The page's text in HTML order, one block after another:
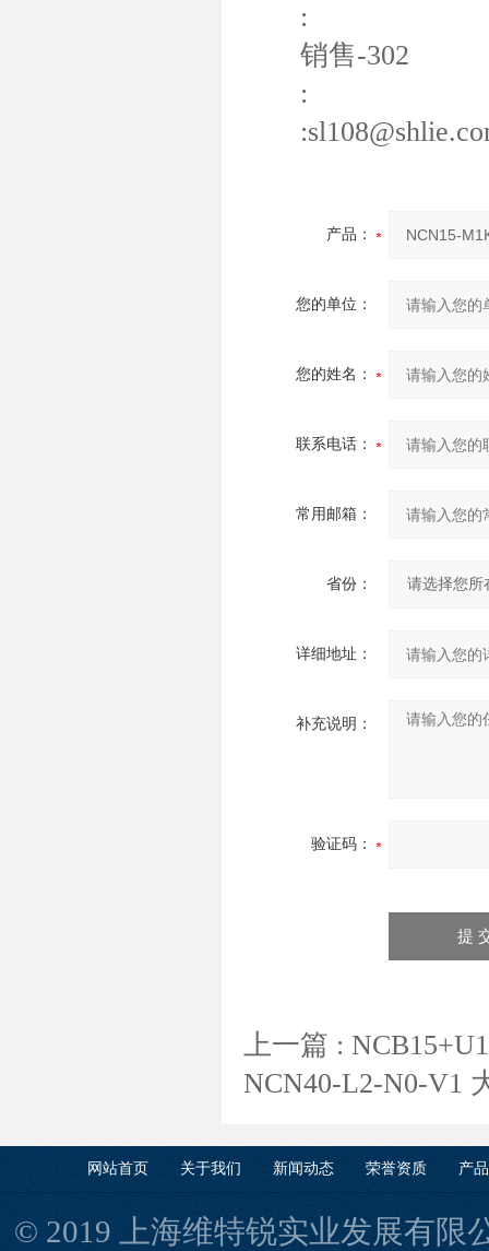
:
销售-302
:
产品：
您的单位：
您的姓名：
联系电话：
常用邮箱：
省份：
详细地址：
补充说明：
验证码：
上一篇 :
NCN40-L2-N0-V1
网站首页 关于我们 新闻动态 荣誉资质 产
© 2019 上海维特锐实业发展有限